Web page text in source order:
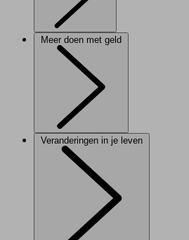
Meer doen met geld
Veranderingen in je leven